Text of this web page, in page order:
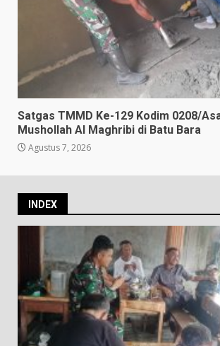
Satgas TMMD Ke-129 Kodim 0208/
Mushollah Al Maghribi di Batu Bara
Agustus 7, 2026
INDEX